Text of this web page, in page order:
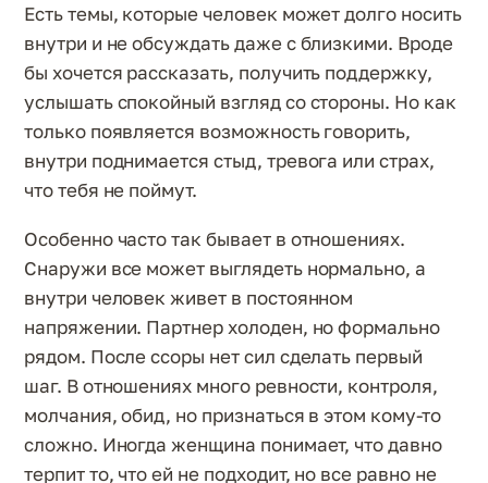
Есть темы, которые человек может долго носить
внутри и не обсуждать даже с близкими. Вроде
бы хочется рассказать, получить поддержку,
услышать спокойный взгляд со стороны. Но как
только появляется возможность говорить,
внутри поднимается стыд, тревога или страх,
что тебя не поймут.
Особенно часто так бывает в отношениях.
Снаружи все может выглядеть нормально, а
внутри человек живет в постоянном
напряжении. Партнер холоден, но формально
рядом. После ссоры нет сил сделать первый
шаг. В отношениях много ревности, контроля,
молчания, обид, но признаться в этом кому-то
сложно. Иногда женщина понимает, что давно
терпит то, что ей не подходит, но все равно не